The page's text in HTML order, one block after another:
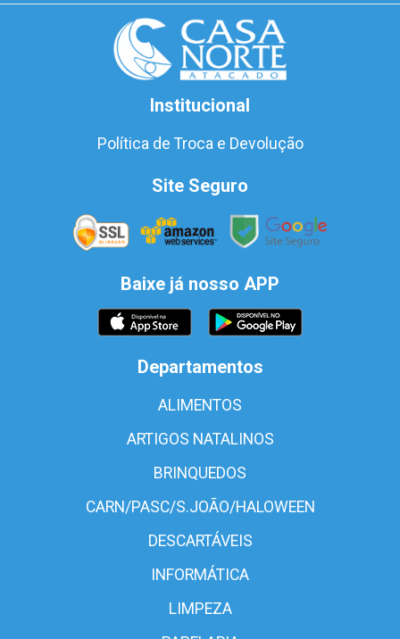
Institucional
Política de Troca e Devolução
Site Seguro
Baixe já nosso APP
Departamentos
ALIMENTOS
ARTIGOS NATALINOS
BRINQUEDOS
CARN/PASC/S.JOÃO/HALOWEEN
DESCARTÁVEIS
INFORMÁTICA
LIMPEZA